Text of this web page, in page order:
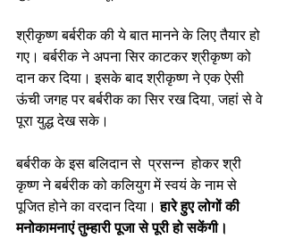
श्रीकृष्ण बर्बरीक की ये बात मानने के लिए तैयार हो
गए। बर्बरीक ने अपना सिर काटकर श्रीकृष्ण को
दान कर दिया। इसके बाद श्रीकृष्ण ने एक ऐसी
ऊंची जगह पर बर्बरीक का सिर रख दिया, जहां से वे
पूरा युद्ध देख सके।
बर्बरीक के इस बलिदान से  प्रसन्न  होकर श्री
कृष्ण ने बर्बरीक को कलियुग में स्वयं के नाम से
पूजित होने का वरदान दिया। हारे हुए लोगों की
मनोकामनाएं तुम्हारी पूजा से पूरी हो सकेंगी।